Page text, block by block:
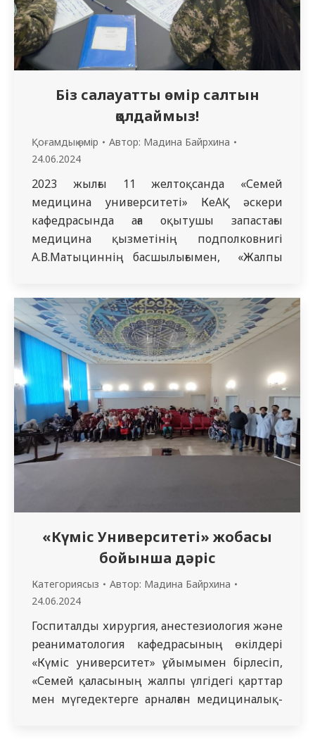
Біз салауатты өмір салтын
қолдаймыз!
Қоғамдық өмір Автор: Мадина Байрхина
24.06.2024
2023 жылғы 11 желтоқсанда «Семей
медицина университеті» КеАҚ әскери
кафедрасында аға оқытушы запастағы
медицина қызметінің подполковнигі
А.В.Матыциннің басшылығымен, «Жалпы
тақырыбында әңгіме сағаты өткізілді. Іс-
шараның мақсаты – қазіргі кездің заманауи
мәселесін қарастыру, улы заттардың ағзаға
тигізетін әсері мен зардаптары, алдын –
алу жолдары туралы ақпарат беру.
Нашақорлық – улы заттарды…
«Күміс Университеті» жобасы
бойынша дәріс
Категориясыз Автор: Мадина Байрхина
24.06.2024
Госпиталды хирургия, анестезиология және
реаниматология кафедрасының өкілдері
«Күміс университет» ұйымымен бірлесіп,
«Семей қаласының жалпы үлгідегі қарттар
мен мүгедектерге арналған медициналық-